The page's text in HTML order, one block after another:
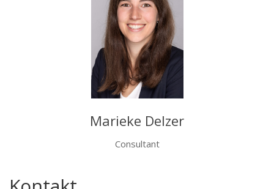
Marieke Delzer
Consultant